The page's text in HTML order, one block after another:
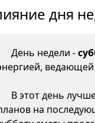
дня
День недели -
В этот день
на